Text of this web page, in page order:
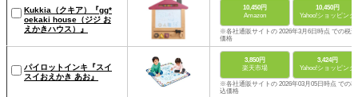
Kukkia（クキア）『gg*
oekaki house（ジジ お
えかきハウス）』
10,450円
Amazon
10,450円
Yahoo!ショッピング
※各社通販サイトの 2026年3月6日時点 での税込
価格
パイロットインキ『スイ
スイおえかき あお』
3,850円
楽天市場
3,424円
Yahoo!ショッピング
※各社通販サイトの 2026年03月05日時点 での税
込価格